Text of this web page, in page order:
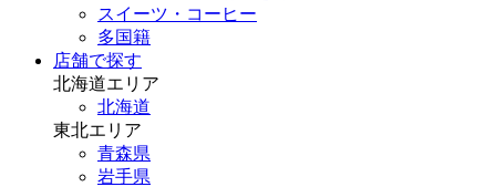
スイーツ・コーヒー
多国籍
店舗で探す
北海道エリア
北海道
東北エリア
青森県
岩手県